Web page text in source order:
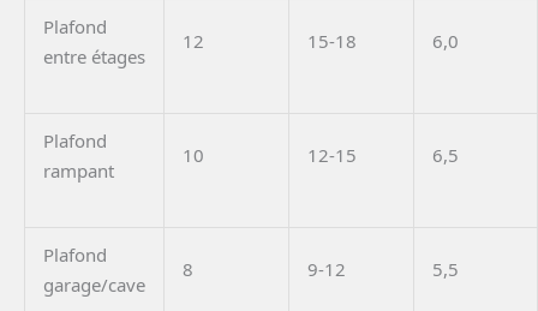
Plafond
entre étages
12 15-18 6,0
Plafond
rampant
10 12-15 6,5
Plafond
garage/cave
8 9-12 5,5